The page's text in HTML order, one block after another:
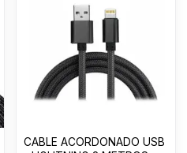
CABLE ACORDONADO USB